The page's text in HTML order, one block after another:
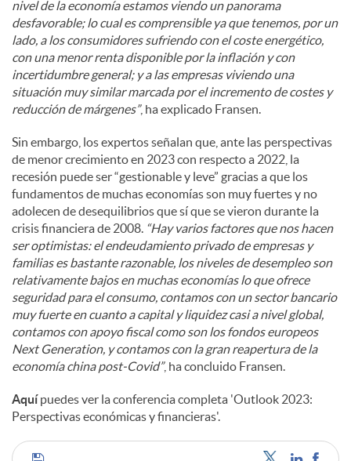
nivel de la economía estamos viendo un panorama
desfavorable; lo cual es comprensible ya que tenemos, por un
lado, a los consumidores sufriendo con el coste energético,
con una menor renta disponible por la inflación y con
incertidumbre general; y a las empresas viviendo una
situación muy similar marcada por el incremento de costes y
reducción de márgenes”, ha explicado Fransen.
Sin embargo, los expertos señalan que, ante las perspectivas
de menor crecimiento en 2023 con respecto a 2022, la
recesión puede ser “gestionable y leve” gracias a que los
fundamentos de muchas economías son muy fuertes y no
adolecen de desequilibrios que sí que se vieron durante la
crisis financiera de 2008. “Hay varios factores que nos hacen
ser optimistas: el endeudamiento privado de empresas y
familias es bastante razonable, los niveles de desempleo son
relativamente bajos en muchas economías lo que ofrece
seguridad para el consumo, contamos con un sector bancario
muy fuerte en cuanto a capital y liquidez casi a nivel global,
contamos con apoyo fiscal como son los fondos europeos
Next Generation, y contamos con la gran reapertura de la
economía china post-Covid”, ha concluido Fransen.
Aquípuedes ver la conferencia completa 'Outlook 2023:
Perspectivas económicas y financieras'.